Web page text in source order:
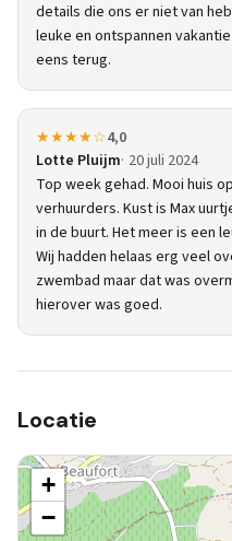
details die ons er niet van
leuke en ontspannen
eens terug.
★★★★☆4,0
Lotte Pluijm 20 juli 2024
Top week gehad. Mooi huis
verhuurders. Kust is Max
in de buurt. Het meer is een
Wij hadden helaas erg veel
zwembad maar dat was
hierover was goed.
Locatie
+
−